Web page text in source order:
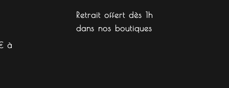
à
Retrait offert dès 1h
dans nos boutiques